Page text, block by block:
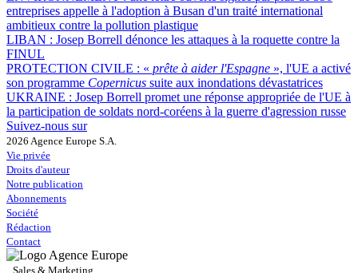
entreprises appelle à l'adoption à Busan d'un traité international
ambitieux contre la pollution plastique
LIBAN : Josep Borrell dénonce les attaques à la roquette contre la
FINUL
PROTECTION CIVILE : « prête à aider l'Espagne », l'UE a activé
son programme Copernicus suite aux inondations dévastatrices
UKRAINE : Josep Borrell promet une réponse appropriée de l'UE à
la participation de soldats nord-coréens à la guerre d'agression russe
Suivez-nous sur
2026 Agence Europe S.A.
Vie privée
Droits d'auteur
Notre publication
Abonnements
Société
Rédaction
Contact
Sales & Marketing